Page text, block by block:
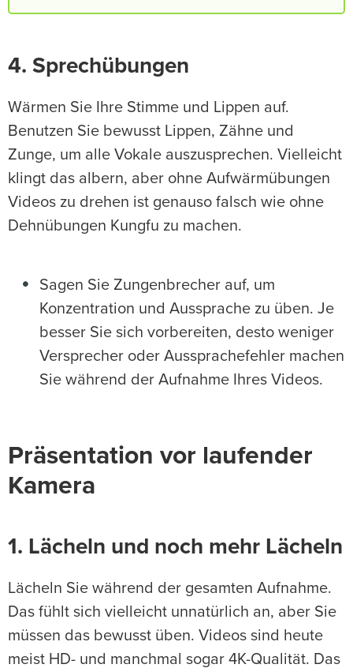
4. Sprechübungen
Wärmen Sie Ihre Stimme und Lippen auf.
Benutzen Sie bewusst Lippen, Zähne und
Zunge, um alle Vokale auszusprechen. Vielleicht
klingt das albern, aber ohne Aufwärmübungen
Videos zu drehen ist genauso falsch wie ohne
Dehnübungen Kungfu zu machen.
Sagen Sie Zungenbrecher auf, um
Konzentration und Aussprache zu üben. Je
besser Sie sich vorbereiten, desto weniger
Versprecher oder Aussprachefehler machen
Sie während der Aufnahme Ihres Videos.
Präsentation vor laufender
Kamera
1. Lächeln und noch mehr Lächeln
Lächeln Sie während der gesamten Aufnahme.
Das fühlt sich vielleicht unnatürlich an, aber Sie
müssen das bewusst üben. Videos sind heute
meist HD- und manchmal sogar 4K-Qualität. Das